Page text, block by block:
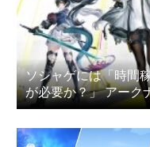
ソシャゲには「時間
が必要か？」 アーク
プレイヤー達が議論